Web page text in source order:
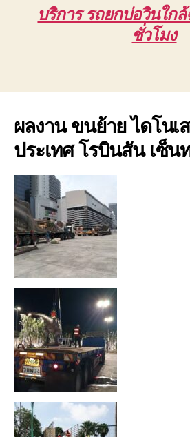
บริการ รถยกบ่อวินใก
ชั่วโมง
ผลงาน ขนย้าย ไดโนเ
ประเทศ โรบินสัน เซ็น